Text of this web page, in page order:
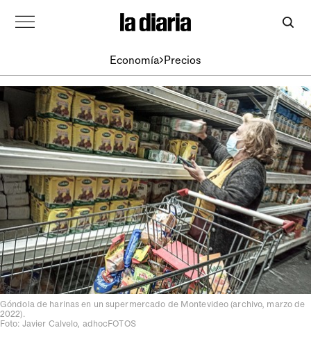
Economía Precios
Góndola de harinas en un supermercado de Montevideo (archivo, marzo de
2022).
Foto: Javier Calvelo, adhocFOTOS